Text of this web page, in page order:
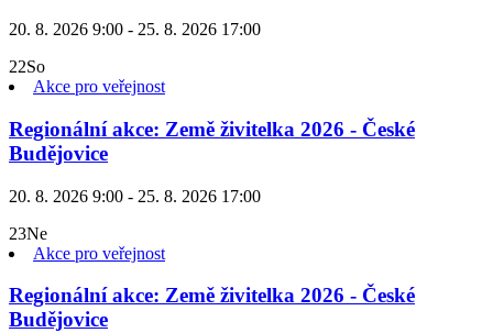
20. 8. 2026 9:00 - 25. 8. 2026 17:00
22So
Akce pro veřejnost
Regionální akce: Země živitelka 2026 - České
Budějovice
20. 8. 2026 9:00 - 25. 8. 2026 17:00
23Ne
Akce pro veřejnost
Regionální akce: Země živitelka 2026 - České
Budějovice